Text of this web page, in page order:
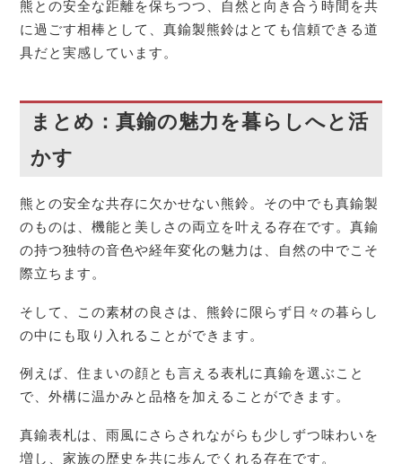
熊との安全な距離を保ちつつ、自然と向き合う時間を共
に過ごす相棒として、真鍮製熊鈴はとても信頼できる道
具だと実感しています。
まとめ：真鍮の魅力を暮らしへと活
かす
熊との安全な共存に欠かせない熊鈴。その中でも真鍮製
のものは、機能と美しさの両立を叶える存在です。真鍮
の持つ独特の音色や経年変化の魅力は、自然の中でこそ
際立ちます。
そして、この素材の良さは、熊鈴に限らず日々の暮らし
の中にも取り入れることができます。
例えば、住まいの顔とも言える表札に真鍮を選ぶこと
で、外構に温かみと品格を加えることができます。
真鍮表札は、雨風にさらされながらも少しずつ味わいを
増し、家族の歴史を共に歩んでくれる存在です。